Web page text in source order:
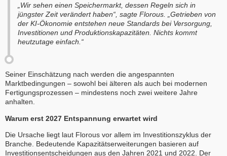
„Wir sehen einen Speichermarkt, dessen Regeln sich in
jüngster Zeit verändert haben“, sagte Florous. „Getrieben von
der KI-Ökonomie entstehen neue Standards bei Versorgung,
Investitionen und Produktionskapazitäten. Nichts kommt
heutzutage einfach.“
Seiner Einschätzung nach werden die angespannten
Marktbedingungen – sowohl bei älteren als auch bei modernen
Fertigungsprozessen – mindestens noch zwei weitere Jahre
anhalten.
Warum erst 2027 Entspannung erwartet wird
Die Ursache liegt laut Florous vor allem im Investitionszyklus der
Branche. Bedeutende Kapazitätserweiterungen basieren auf
Investitionsentscheidungen aus den Jahren 2021 und 2022. Der